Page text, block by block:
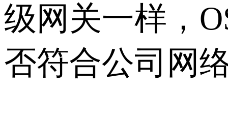
级网关一样，
否符合公司网